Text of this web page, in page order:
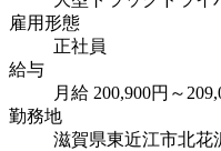
雇用形態
正社員
給与
月給 200,900円～
勤務地
滋賀県東近江市北花